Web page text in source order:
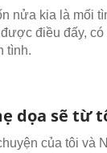
nửa kia là mối
điều đấy, có
tình.
dọa sẽ từ
của tôi và